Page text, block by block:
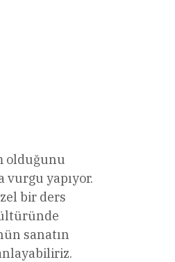
olduğunu
yapıyor.
bir ders
sanatın